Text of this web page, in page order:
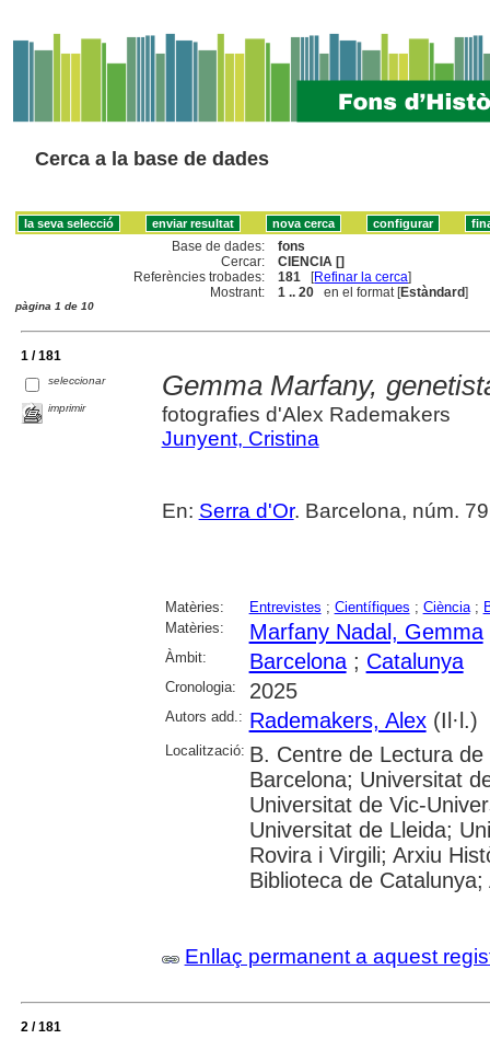
Cerca a la base de dades
Base de dades:
fons
Cercar:
CIENCIA []
Referències trobades:
181 [Refinar la cerca]
Mostrant:
1 .. 20 en el format [Estàndard]
pàgina 1 de 10
1 / 181
seleccionar
imprimir
Gemma Marfany,
fotografies d'Alex Rademakers
Junyent, Cristina
En: Serra d'Or. Barcelona, núm.
Matèries: Entrevistes ; Científiques ; Ciència;
Matèries:
Marfany Nadal, Gemma
Àmbit: Barcelona; Catalunya
Cronologia: 2025
Autors add.: Rademakers, Alex(Il·l.)
Localització: B. Centre de Lectura
Barcelona; Universitat
Universitat de Vic-
Universitat de Lleida;
Rovira i Virgili; Arxiu
Biblioteca de
Enllaç permanent a aquest
2 / 181